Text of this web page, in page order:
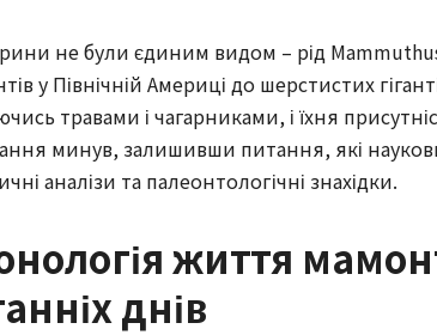
не були єдиним видом – рід
у Північній Америці до шерстистих
травами і чагарниками, і їхня
минув, залишивши питання, які
аналізи та палеонтологічні знахідки.
життя
днів